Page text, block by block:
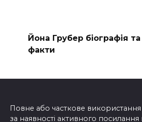
Йона Грубер біографія та
факти
Повне або часткове використання
за наявності активного посилання